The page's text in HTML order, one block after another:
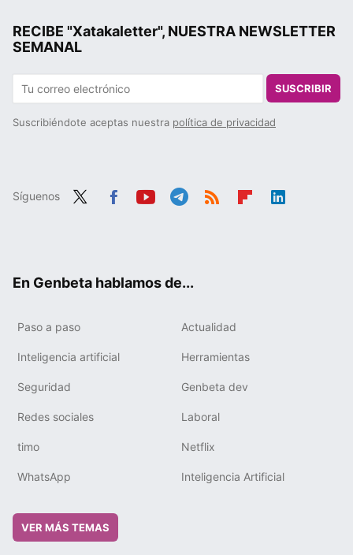
RECIBE "Xatakaletter", NUESTRA NEWSLETTER
SEMANAL
SUSCRIBIR
Suscribiéndote aceptas nuestra política de privacidad
Síguenos
En Genbeta hablamos de...
Paso a paso Actualidad
Inteligencia artificial Herramientas
Seguridad Genbeta dev
Redes sociales Laboral
timo Netflix
WhatsApp Inteligencia Artificial
VER MÁS TEMAS